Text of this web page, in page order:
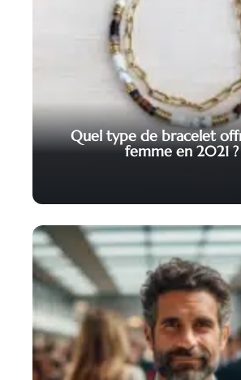
Quel type de bracelet
femme en 2021 ?